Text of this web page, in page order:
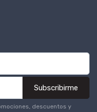
Subscribirme
descuentos y